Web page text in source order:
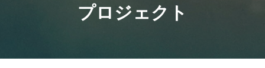
プロジェクト